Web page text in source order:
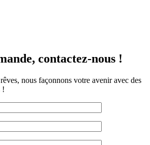
contactez-nous !
nous façonnons votre avenir avec des
!